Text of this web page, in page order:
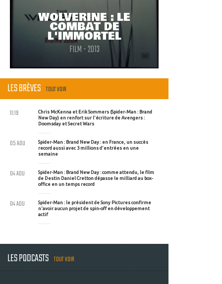
WOLVERINE : LE
COMBAT DE
L'IMMORTEL
FILM - 2013
LES BRÈVES TOUT VOIR
Chris McKenna et Erik Sommers (Spider-Man : Brand
New Day) en renfort sur l'écriture de Avengers :
Doomsday et Secret Wars
11:19
Spider-Man : Brand New Day : en France, un succès
record aussi avec 3 millions d'entrées en une
semaine
05 AOU
Spider-Man : Brand New Day : comme attendu, le film
de Destin Daniel Cretton dépasse le milliard au box-
office en un temps record
04 AOU
Spider-Man : le président de Sony Pictures confirme
n'avoir aucun projet de spin-off en développement
actif
04 AOU
LES PODCASTS TOUT VOIR